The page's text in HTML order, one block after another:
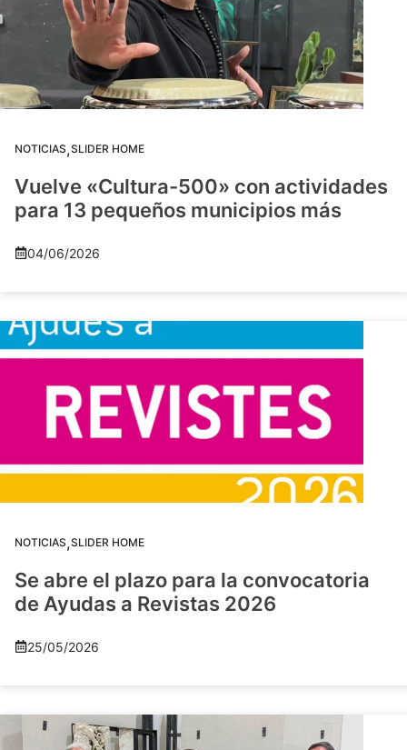
NOTICIAS,SLIDER HOME
Vuelve «Cultura-500» con actividades
para 13 pequeños municipios más
04/06/2026
NOTICIAS,SLIDER HOME
Se abre el plazo para la convocatoria
de Ayudas a Revistas 2026
25/05/2026